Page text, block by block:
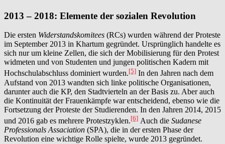
2013 – 2018: Elemente der sozialen Revolution
Die ersten Widerstandskomitees (RCs) wurden während der Proteste
im September 2013 in Khartum gegründet. Ursprünglich handelte es
sich nur um kleine Zellen, die sich der Mobilisierung für den Protest
widmeten und von Studenten und jungen politischen Kadern mit
Hochschulabschluss dominiert wurden.[5] In den Jahren nach dem
Aufstand von 2013 wandten sich linke politische Organisationen,
darunter auch die KP, den Stadtvierteln an der Basis zu. Aber auch
die Kontinuität der Frauenkämpfe war entscheidend, ebenso wie die
Fortsetzung der Proteste der Studierenden. In den Jahren 2014, 2015
und 2016 gab es mehrere Protestzyklen.[6] Auch die Sudanese
Professionals Assaciation (SPA), die in der ersten Phase der
Revolution eine wichtige Rolle spielte, wurde 2013 gegründet.